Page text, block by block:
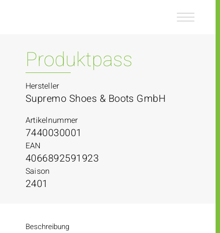
Produktpass
Hersteller
Supremo Shoes & Boots GmbH
Artikelnummer
7440030001
EAN
4066892591923
Saison
2401
Beschreibung